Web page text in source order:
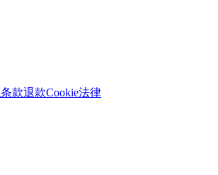
条款退款Cookie法律